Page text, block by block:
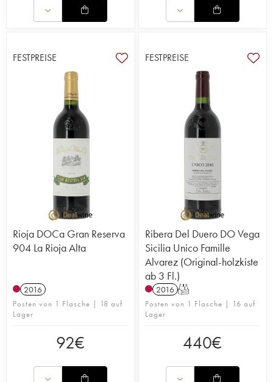
FESTPREISE
Rioja DOCa Gran Reserva
904 La Rioja Alta
2016
Posten von 1 Flasche | 18 auf
Lager
92€
FESTPREISE
Ribera Del Duero DO Vega
Sicilia Unico Famille
Alvarez (Original-holzkiste
ab 3 Fl.)
2016 T
Posten von 1 Flasche | 16 auf
Lager
440€